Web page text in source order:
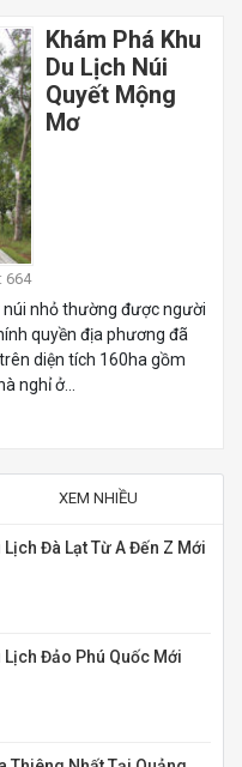
Khám Phá Khu
Du Lịch Núi
Quyết Mộng
Mơ
664
núi nhỏ thường được người
quyền địa phương đã
diện tích 160ha gồm
nghỉ ở...
XEM NHIỀU
Đà Lạt Từ A Đến Z Mới
Đảo Phú Quốc Mới